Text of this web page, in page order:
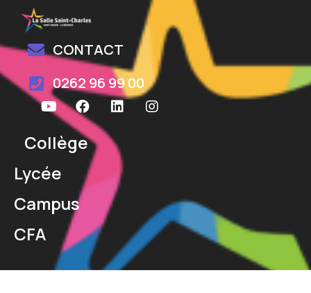
CONTACT
0262 96 99 00
Collège
Lycée
Campus
CFA